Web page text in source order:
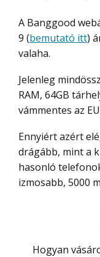
A Banggood
9 (bemutató itt)
valaha.
Jelenleg mindössze 35 800 Ft-ért megvehető a 4GB
RAM, 64GB
vámmentes az
Ennyiért azért elég jó választás, hiszen nem
drágább, mint a
hasonló
izmosabb, 5000
Hogyan